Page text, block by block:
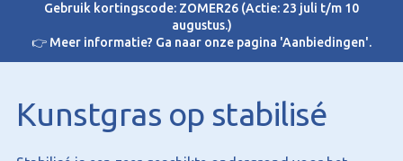
Gebruik kortingscode: ZOMER26 (Actie: 23 juli t/m 10
augustus.)
👉 Meer informatie? Ga naar onze pagina 'Aanbiedingen'.
Kunstgras op stabilisé